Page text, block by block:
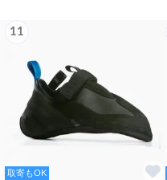
11
取寄もOK